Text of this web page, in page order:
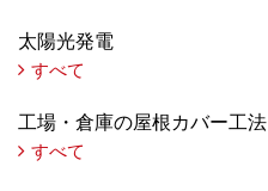
太陽光発電
すべて
工場・倉庫の屋根カバー工法
すべて